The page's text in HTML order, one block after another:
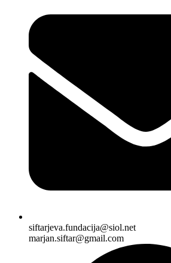
siftarjeva.fundacija@siol.net
marjan.siftar@gmail.com